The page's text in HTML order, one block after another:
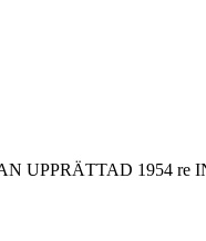
UPPRÄTTAD 1954 re